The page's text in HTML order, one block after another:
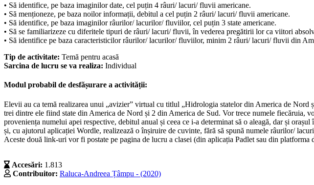
• Să identifice, pe baza imaginilor date, cel puțin 4 râuri/ lacuri/ fluvii americane.
• Să menționeze, pe baza noilor informații, debitul a cel puțin 2 râuri/ lacuri/ fluvii americane.
• Să identifice, pe baza imaginilor râurilor/ lacurilor/ fluviilor, cel puțin 3 state americane.
• Să se familiarizeze cu diferitele tipuri de râuri/ lacuri/ fluvii, în vederea pregătirii lor ca viitori
• Să identifice pe baza caracteristicilor râurilor/ lacurilor/ fluviilor, minim 2 râuri/ lacuri/ fluvii din
Tip de activitate: Temă pentru acasă
Sarcina de lucru se va realiza: Individual
Modul probabil de desfășurare a activității:
Elevii au ca temă realizarea unui „avizier” virtual cu titlul „Hidrologia statelor din America de Nord
trei dintre ele fiind state din America de Nord și 2 din America de Sud. Vor trece numele
proveniența numelui apei respective, debitul anual și ceea ce i-a determinat să o aleagă, dar și
și, cu ajutorul aplicației Wordle, realizează o înșiruire de cuvinte, fără să spună numele râurilor/
Aceste două link-uri vor fi postate pe pagina de lucru a clasei (din aplicația Padlet sau din
Accesări: 1.813
Contribuitor: Raluca-Andreea Țâmpu - (2020)